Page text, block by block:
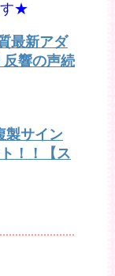
す★
最新アダ
響の声続
製サイン
！！【ス